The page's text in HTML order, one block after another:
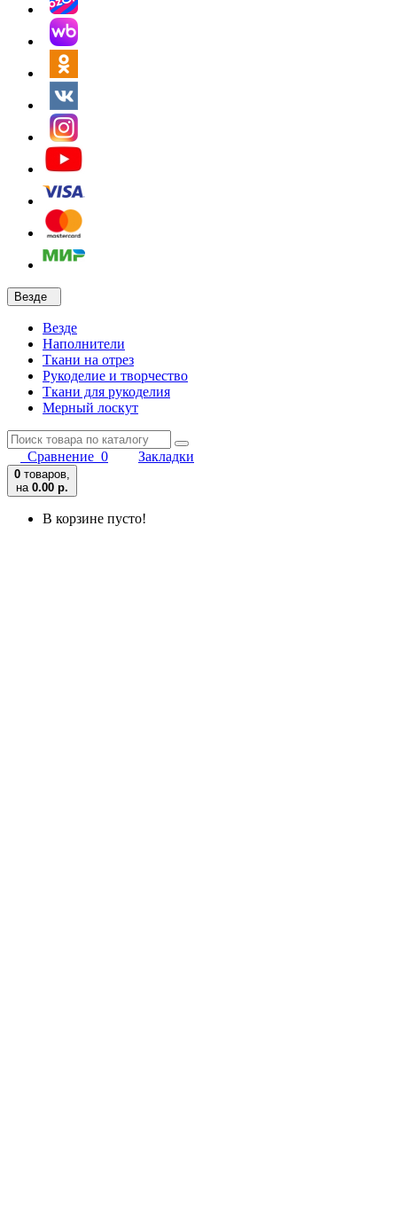
Везде
Везде
Наполнители
Ткани на отрез
Рукоделие и творчество
Ткани для рукоделия
Мерный лоскут
Сравнение 0 Закладки
0 товаров,
на 0.00 р.
В корзине пусто!